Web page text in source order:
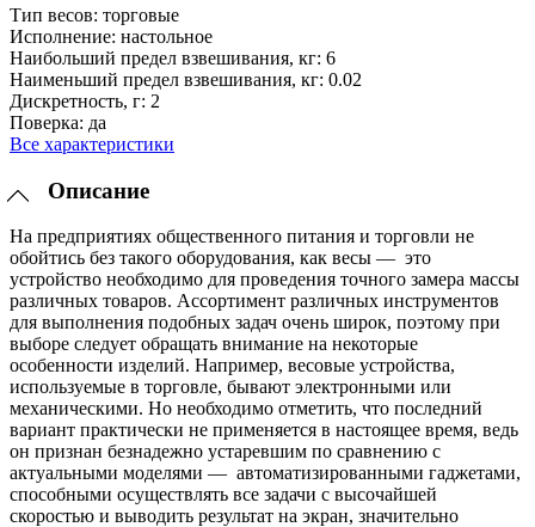
Тип весов: торговые
Исполнение: настольное
Наибольший предел взвешивания, кг: 6
Наименьший предел взвешивания, кг: 0.02
Дискретность, г: 2
Поверка: да
Все характеристики
Описание
На предприятиях общественного питания и торговли не
обойтись без такого оборудования, как весы — это
устройство необходимо для проведения точного замера массы
различных товаров. Ассортимент различных инструментов
для выполнения подобных задач очень широк, поэтому при
выборе следует обращать внимание на некоторые
особенности изделий. Например, весовые устройства,
используемые в торговле, бывают электронными или
механическими. Но необходимо отметить, что последний
вариант практически не применяется в настоящее время, ведь
он признан безнадежно устаревшим по сравнению с
актуальными моделями — автоматизированными гаджетами,
способными осуществлять все задачи с высочайшей
скоростью и выводить результат на экран, значительно